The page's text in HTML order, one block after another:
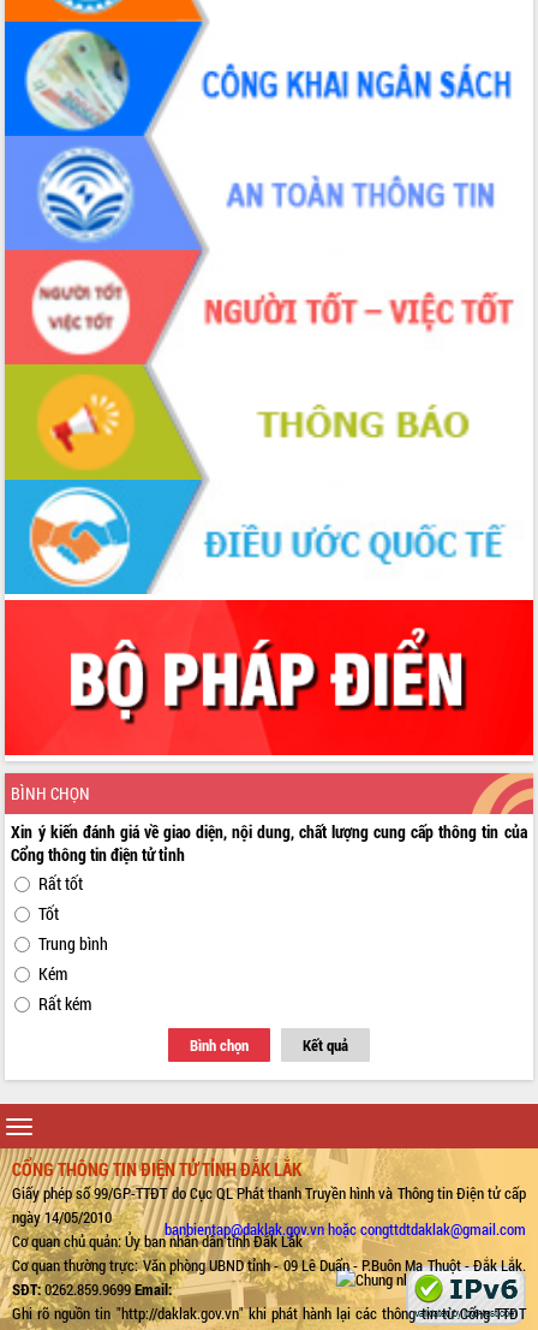
BÌNH CHỌN
Xin ý kiến đánh giá về giao diện, nội dung, chất lượng cung cấp thông tin của
Cổng thông tin điện tử tỉnh
Rất tốt
Tốt
Trung bình
Kém
Rất kém
Bình chọn Kết quả
Toggle
navigation
CỔNG THÔNG TIN ĐIỆN TỬ TỈNH ĐẮK LẮK
Giấy phép số 99/GP-TTĐT do Cục QL Phát thanh Truyền hình và Thông tin Điện tử cấp
ngày 14/05/2010
Cơ quan chủ quản: Ủy ban nhân dân tỉnh Đắk Lắk
Cơ quan thường trực: Văn phòng UBND tỉnh - 09 Lê Duẩn - P.Buôn Ma Thuột - Đắk Lắk.
SĐT:0262.859.9699Email:
banbientap@daklak.gov.vn hoặc congttdtdaklak@gmail.com
Ghi rõ nguồn tin "http://daklak.gov.vn" khi phát hành lại các thông tin từ Cổng TTĐT